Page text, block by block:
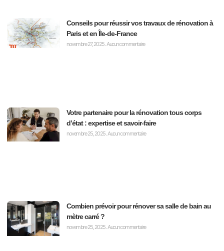
Conseils pour réussir vos travaux de rénovation à
Paris et en Île-de-France
novembre 27, 2025Aucun commentaire
Votre partenaire pour la rénovation tous corps
d’état : expertise et savoir-faire
novembre 25, 2025 Aucun commentaire
Combien prévoir pour rénover sa salle de bain au
mètre carré ?
novembre 25, 2025Aucun commentaire